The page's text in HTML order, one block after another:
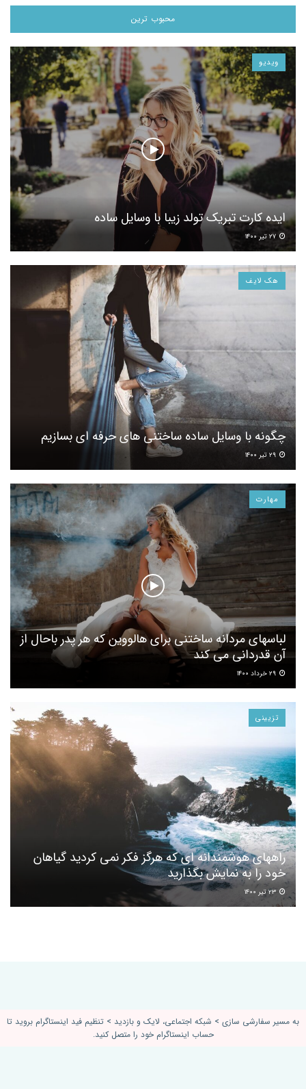
محبوب ترین
ویدیو
ایده کارت تبریک تولد زیبا با وسایل ساده
هک لایف
چگونه با وسایل ساده ساختنی های حرفه ای بسازیم
مهارت
لباسهای مردانه ساختنی برای هالووین که هر پدر باحال از
آن قدردانی می کند
تزیینی
راههای هوشمندانه ای که هرگز فکر نمی کردید گیاهان
خود را به نمایش بگذارید
به مسیر سفارشی سازی > شبکه اجتماعی، لایک و بازدید > تنظیم فید اینستاگرام بروید تا
حساب اینستاگرام خود را متصل کنید.